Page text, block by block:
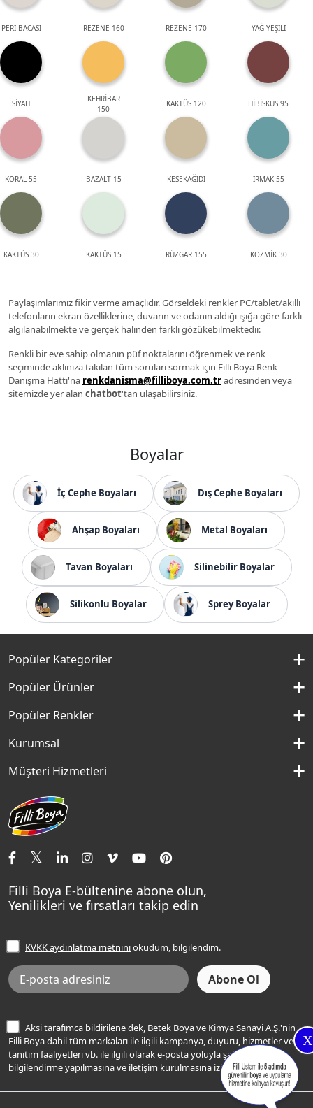
PERİ BACASI REZENE 160 REZENE 170 YAĞ YEŞİLİ
SİYAH
KEHRİBAR
150
KAKTÜS 120 HİBİSKUS 95
KORAL 55 BAZALT 15 KESEKAĞIDI IRMAK 55
KAKTÜS 30 KAKTÜS 15 RÜZGAR 155 KOZMİK 30
Paylaşımlarımız fikir verme amaçlıdır. Görseldeki renkler PC/tablet/akıllı
telefonların ekran özelliklerine, duvarın ve odanın aldığı ışığa göre farklı
algılanabilmekte ve gerçek halinden farklı gözükebilmektedir.
Renkli bir eve sahip olmanın püf noktalarını öğrenmek ve renk
seçiminde aklınıza takılan tüm soruları sormak için Filli Boya Renk
Danışma Hattı'na renkdanisma@filliboya.com.tradresinden veya
sitemizde yer alan chatbot'tan ulaşabilirsiniz.
Boyalar
İç Cephe Boyaları Dış Cephe Boyaları
Ahşap Boyaları Metal Boyaları
Tavan Boyaları Silinebilir Boyalar
Silikonlu Boyalar Sprey Boyalar
X
Popüler Kategoriler
İç Cephe Boyaları
İç Cephe Renkleri
Dış Cephe Renkleri
Mobilya Boyaları
Macun ve Astarlar
Yapı Kimyasalları
Tavan Boyaları
Ev Bakım ve Hobi Boyaları
Yatak Odası Renkleri
Popüler Ürünler
Momento Silan
Panel Kapı Boyası
Aqualux
Momento Max Cleanix
Sentomaxx Sentetik Boya
Sentomaxx İpeksi Mat
Momento Life
Popüler Renkler
Kırık Beyaz Rengi
Aydan Rengi
Fildişi Rengi
Andezit Rengi
Şampanya Rengi
Açık Mavi Rengi
Frezya Rengi
Kurumsal
Hakkımızda
Basın Odası
İletişim Bilgilerimiz
Müşteri Hizmetleri
İletişim Formu
Satış Noktaları
Renk Danışma
Filli Ustam
Sıkça Sorulan Sorular
Ücretsiz Yalıtım Keşif Hizmeti
Bilgi Toplumu Hizmetleri
İnternet Sitesi Kullanım Koşulları
KVKK Talep Formu
KVKK Aydınlatma Metni
Filli Boya E-bültenine abone olun,
Yenilikleri ve fırsatları takip edin
KVKK aydınlatma metniniokudum, bilgilendim.
Aksi tarafımca bildirilene dek, Betek Boya ve Kimya Sanayi A.Ş.'nin
Filli Boya dahil tüm markaları ile ilgili kampanya, duyuru, hizmetler ve
tanıtım faaliyetleri vb. ile ilgili olarak e-posta yoluyla şahsıma
bilgilendirme yapılmasına ve iletişim kurulmasına izin veriyorum.